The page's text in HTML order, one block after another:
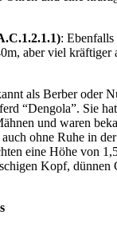
:
aber viel kräftiger
als Berber oder
“Dengola”. Sie
und waren
ohne Ruhe in
eine Höhe von
Kopf, dünnen